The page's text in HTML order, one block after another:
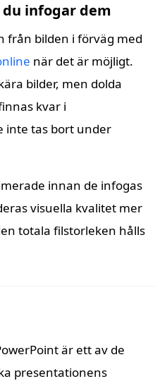
infogar dem
från bilden i förväg med
när det är möjligt.
bilder, men dolda
kvar i
inte tas bort under
innan de infogas
visuella kvalitet mer
totala filstorleken hålls
är ett av de
presentationens